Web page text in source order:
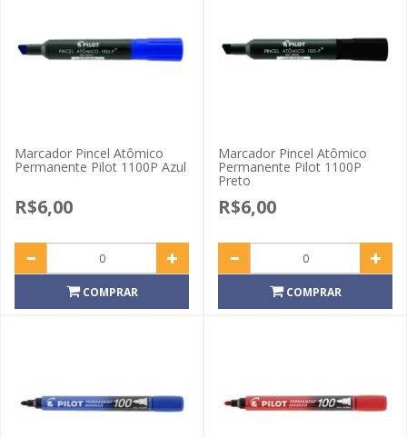
Marcador Pincel Atômico
Permanente Pilot 1100P Azul
R$6,00
COMPRAR
Marcador Pincel Atômico
Permanente Pilot 1100P
Preto
R$6,00
COMPRAR